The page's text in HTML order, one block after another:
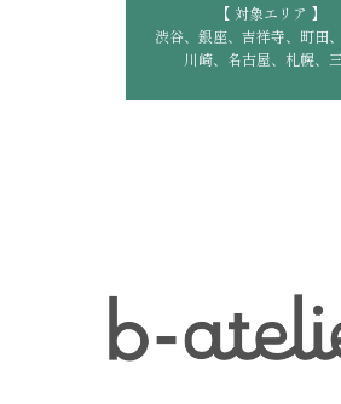
【 対象エリア 】
渋谷、銀座、吉祥寺、町田、
川崎、名古屋、札幌、